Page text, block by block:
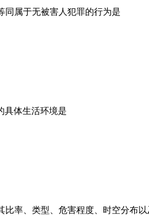
属于无被害人犯罪的行为是
体生活环境是
率、类型、危害程度、时空分布以